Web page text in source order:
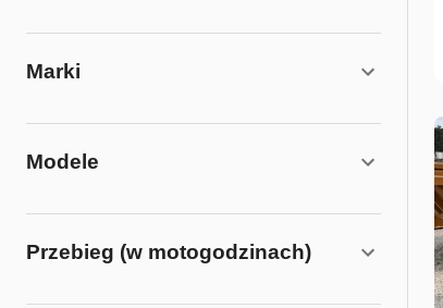
Marki
Modele
Przebieg (w motogodzinach)